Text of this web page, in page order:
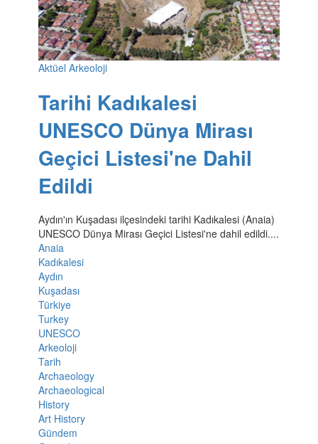
Aktüel Arkeoloji
Tarihi Kadıkalesi
UNESCO Dünya Mirası
Geçici Listesi'ne Dahil
Edildi
Aydın'ın Kuşadası ilçesindeki tarihi Kadıkalesi (Anaia)
UNESCO Dünya Mirası Geçici Listesi'ne dahil edildi....
Anaia
Kadıkalesi
Aydın
Kuşadası
Türkiye
Turkey
UNESCO
Arkeoloji
Tarih
Archaeology
Archaeological
History
Art History
Gündem